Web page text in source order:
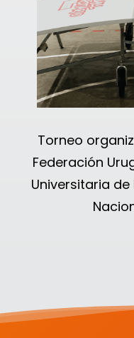
Torneo
Federación
Universitaria